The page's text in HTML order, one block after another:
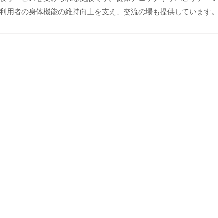
用者の身体機能の維持向上を支え、交流の場も提供しています。